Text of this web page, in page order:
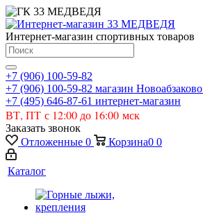
Интернет-магазин спортивных товаров
+7 (906) 100-59-82
+7 (906) 100-59-82 магазин Новоабзаково
+7 (495) 646-87-61 интернет-магазин
ВТ, ПТ с 12:00 до 16:00 мск
Заказать звонок
Отложенные 0 Корзина0 0
Каталог